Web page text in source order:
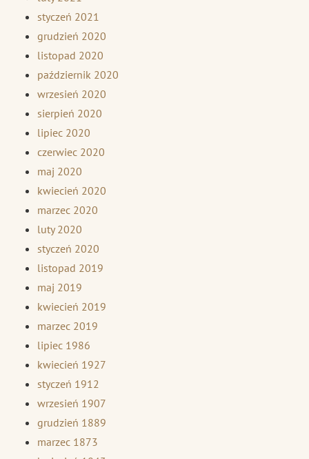
styczeń 2021
grudzień 2020
listopad 2020
październik 2020
wrzesień 2020
sierpień 2020
lipiec 2020
czerwiec 2020
maj 2020
kwiecień 2020
marzec 2020
luty 2020
styczeń 2020
listopad 2019
maj 2019
kwiecień 2019
marzec 2019
lipiec 1986
kwiecień 1927
styczeń 1912
wrzesień 1907
grudzień 1889
marzec 1873